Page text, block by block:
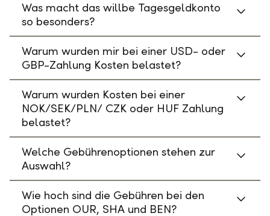
Was macht das willbe Tagesgeldkonto
so besonders?
Warum wurden mir bei einer USD- oder
GBP-Zahlung Kosten belastet?
Warum wurden Kosten bei einer
NOK/SEK/PLN/ CZK oder HUF Zahlung
belastet?
Welche Gebührenoptionen stehen zur
Auswahl?
Wie hoch sind die Gebühren bei den
Optionen OUR, SHA und BEN?